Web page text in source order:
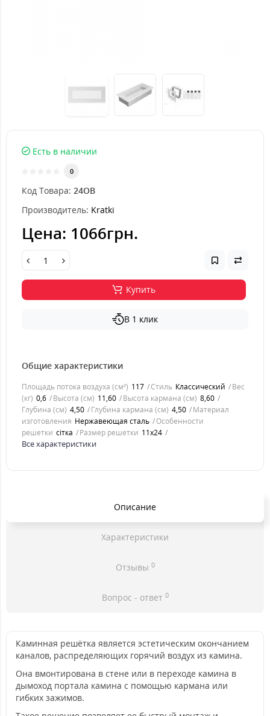
Есть в наличии
0
Код Товара: 24OB
Производитель: Kratki
Цена: 1066грн.
Купить
В 1 клик
Общие характеристики
Площадь потока воздуха (см²) 117 Стиль Классический
Вес
(кг) 0,6 Высота (см) 11,60 Высота кармана (см) 8,60
Глубина (см) 4,50 Глубина кармана (см) 4,50
Материал
изготовления Нержавеющая сталь
Особенности
решетки сітка Размер решетки 11x24
Все характеристики
Описание
Характеристики
Отзывы 0
Вопрос - ответ 0
Каминная решётка является эстетическим окончанием
каналов, распределяющих горячий воздух из камина.
Она вмонтирована в стене или в переходе камина в
дымоход портала камина с помощью кармана или
гибких зажимов.